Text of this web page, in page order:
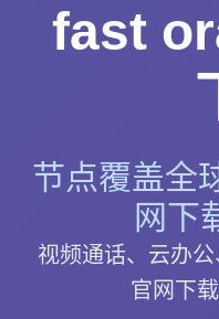
fast
节点覆盖全
网下
视频通话、云办
官网下